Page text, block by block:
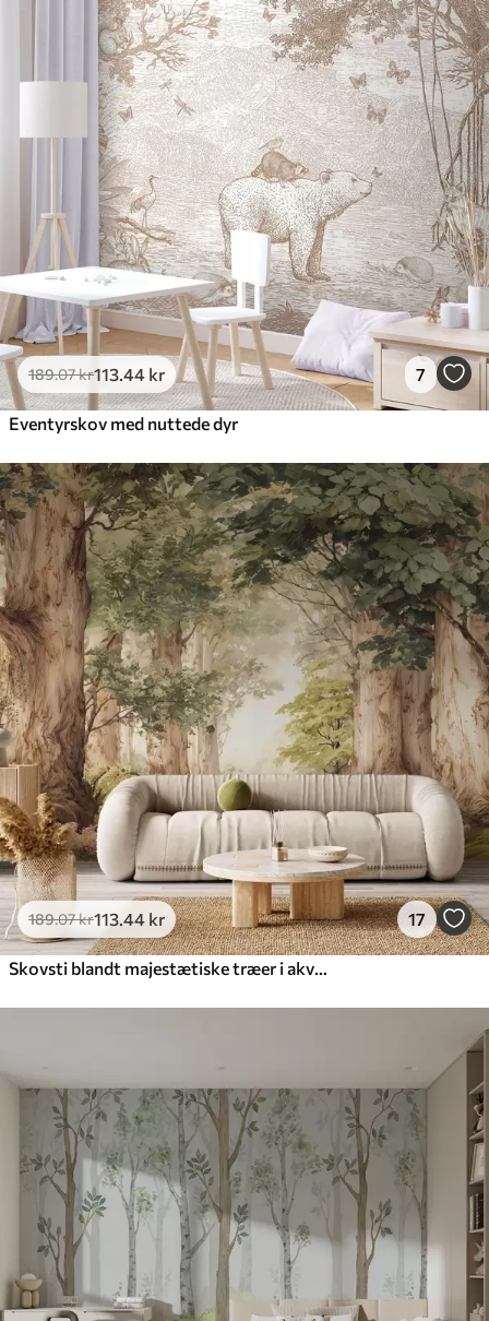
189.07kr113 .44 kr 7
Eventyrskov med nuttede dyr
189.07kr113.44 kr 17